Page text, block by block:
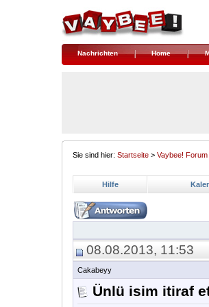
Nachrichten Home
Sie sind hier: Startseite > Vaybee! Forum
Hilfe
08.08.2013, 11:53
Cakabeyy
Ünlü isim itiraf